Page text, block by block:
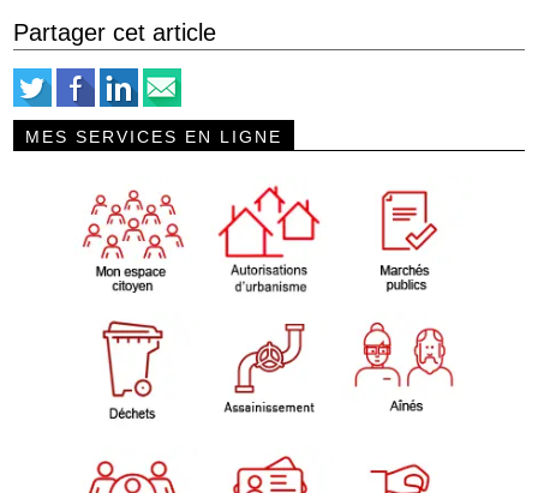
Partager cet article
MES SERVICES EN LIGNE